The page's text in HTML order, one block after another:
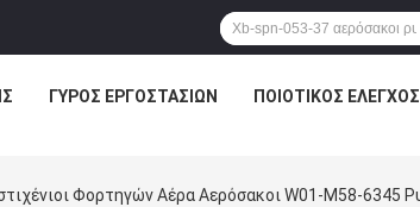
ΓΎΡΟΣ ΕΡΓΟΣΤΑΣΊΩΝ ΠΟΙΟΤΙΚΌΣ ΈΛΕΓΧΟΣ
Φορτηγών Αέρα Αερόσακοι W01-M58-6345